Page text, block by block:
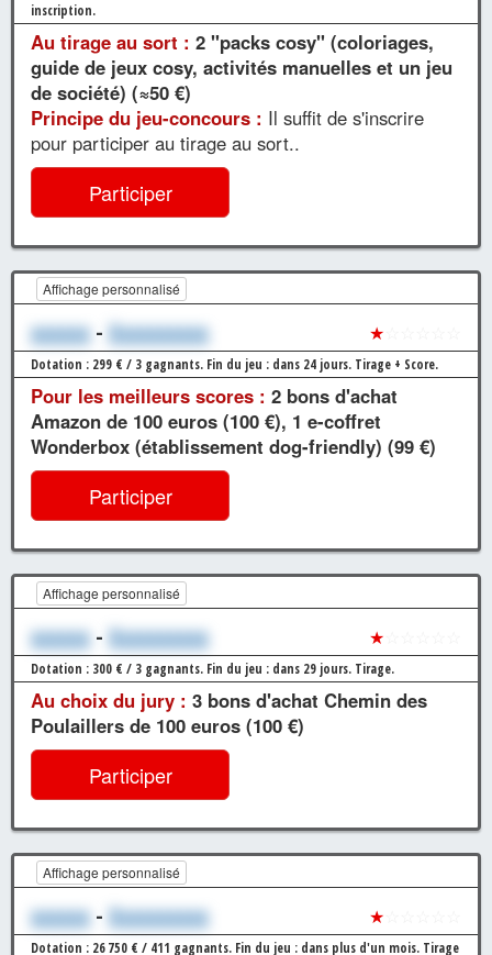
inscription.
Au tirage au sort : 2 "packs cosy" (coloriages,
guide de jeux cosy, activités manuelles et un jeu
de société) (≈50 €)
Principe du jeu-concours : Il suffit de s'inscrire
pour participer au tirage au sort..
Participer
Affichage personnalisé
xxxxxx-Xxxxxxxxxx ★
Dotation : 299 € / 3 gagnants. Fin du jeu : dans 24 jours. Tirage + Score.
Pour les meilleurs scores : 2 bons d'achat
Amazon de 100 euros (100 €), 1 e-coffret
Wonderbox (établissement dog-friendly) (99 €)
Participer
Affichage personnalisé
xxxxxx-Xxxxxxxxxx ★
Dotation : 300 € / 3 gagnants. Fin du jeu : dans 29 jours. Tirage.
Au choix du jury : 3 bons d'achat Chemin des
Poulaillers de 100 euros (100 €)
Participer
Affichage personnalisé
xxxxxx-Xxxxxxxxxx ★
Dotation : 26 750 € / 411 gagnants. Fin du jeu : dans plus d'un mois. Tirage